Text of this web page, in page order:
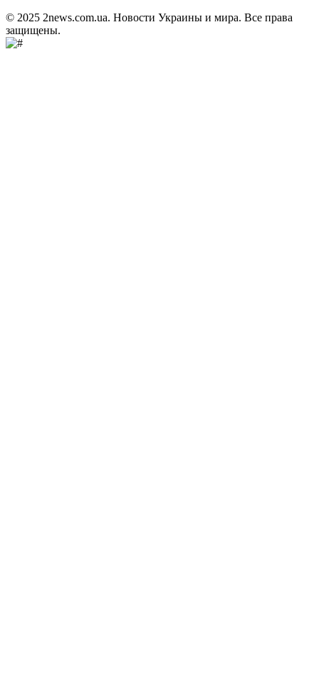
© 2025 2news.com.ua. Новости Украины и мира. Все права
защищены.